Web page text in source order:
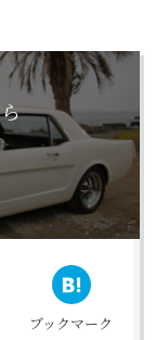
ブックマーク